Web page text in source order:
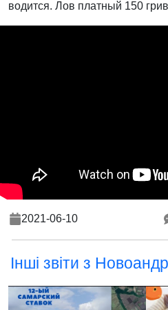
водится. Лов платный 150
2021-06-10
Інші звіти з